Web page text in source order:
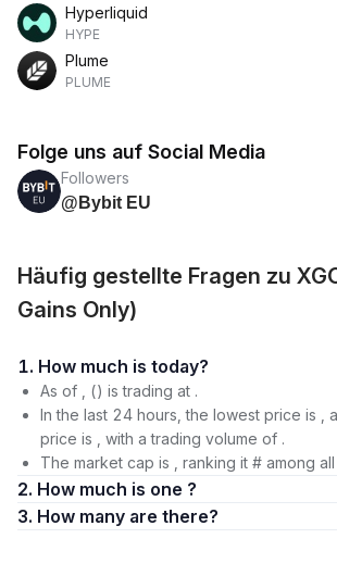
Hyperliquid
HYPE
Plume
PLUME
Folge uns auf Social Media
Followers
@Bybit EU
Häufig gestellte Fragen zu
Gains Only)
1. How much is today?
As of , () is trading at .
In the last 24 hours, the lowest price is ,
price is , with a trading volume of .
The market cap is , ranking it # among
2. How much is one ?
3. How many are there?